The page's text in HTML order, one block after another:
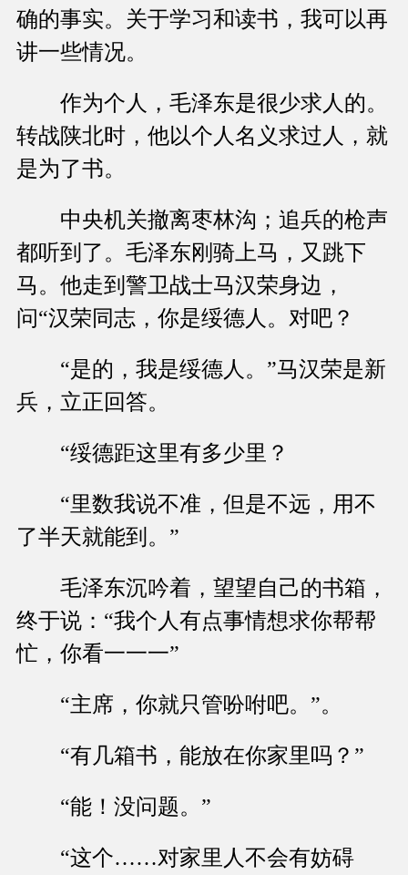
确的事实。关于学习和读书，我可以再
讲一些情况。
作为个人，毛泽东是很少求人的。
转战陕北时，他以个人名义求过人，就
是为了书。
中央机关撤离枣林沟；追兵的枪声
都听到了。毛泽东刚骑上马，又跳下
马。他走到警卫战士马汉荣身边，
问“汉荣同志，你是绥德人。对吧？
“是的，我是绥德人。”马汉荣是新
兵，立正回答。
“绥德距这里有多少里？
“里数我说不准，但是不远，用不
了半天就能到。”
毛泽东沉吟着，望望自己的书箱，
终于说：“我个人有点事情想求你帮帮
忙，你看一一一”
“主席，你就只管吩咐吧。”。
“有几箱书，能放在你家里吗？”
“能！没问题。”
“这个……对家里人不会有妨碍